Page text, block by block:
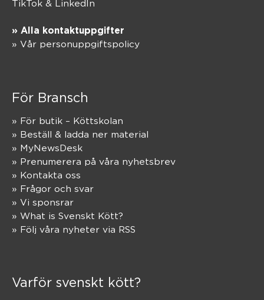
TikTok & LinkedIn
» Alla kontaktuppgifter
» Vår personuppgiftspolicy
För Bransch
» För butik – Köttskolan
» Beställ & ladda ner material
» MyNewsDesk
» Prenumerera på våra nyhetsbrev
» Kontakta oss
» Frågor och svar
» Vi sponsrar
» What is Svenskt Kött?
» Följ våra nyheter via RSS
Varför svenskt kött?